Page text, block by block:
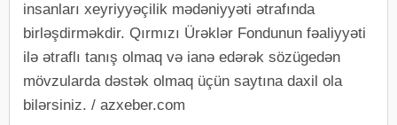
insanları xeyriyyəçilik mədəniyyəti ətrafında
birləşdirməkdir. Qırmızı Ürəklər Fondunun fəaliyyəti
ilə ətraflı tanış olmaq və ianə edərək sözügedən
mövzularda dəstək olmaq üçün saytına daxil ola
bilərsiniz. / azxeber.com